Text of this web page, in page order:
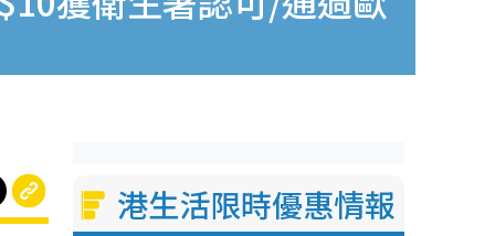
港生活限時優惠情報